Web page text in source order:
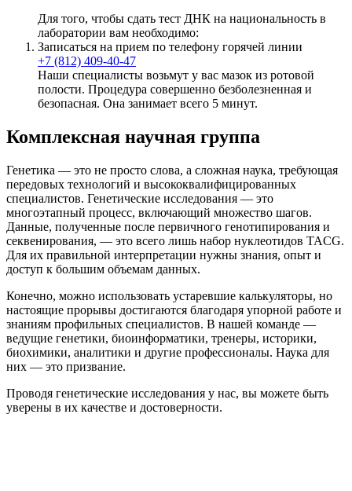
Для того, чтобы сдать тест ДНК на национальность в
лаборатории вам необходимо:
Записаться на прием по телефону горячей линии
+7 (812) 409-40-47
Наши специалисты возьмут у вас мазок из ротовой
полости. Процедура совершенно безболезненная и
безопасная. Она занимает всего 5 минут.
Комплексная научная группа
Генетика — это не просто слова, а сложная наука, требующая
передовых технологий и высококвалифицированных
специалистов. Генетические исследования — это
многоэтапный процесс, включающий множество шагов.
Данные, полученные после первичного генотипирования и
секвенирования, — это всего лишь набор нуклеотидов TACG.
Для их правильной интерпретации нужны знания, опыт и
доступ к большим объемам данных.
Конечно, можно использовать устаревшие калькуляторы, но
настоящие прорывы достигаются благодаря упорной работе и
знаниям профильных специалистов. В нашей команде —
ведущие генетики, биоинформатики, тренеры, историки,
биохимики, аналитики и другие профессионалы. Наука для
них — это призвание.
Проводя генетические исследования у нас, вы можете быть
уверены в их качестве и достоверности.